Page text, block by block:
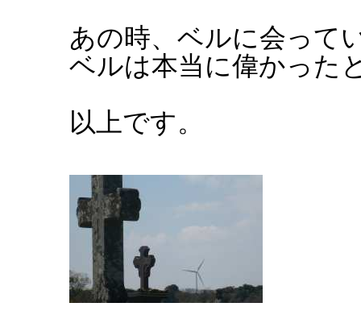
あの時、ベルに会って
ベルは本当に偉かった
以上です。